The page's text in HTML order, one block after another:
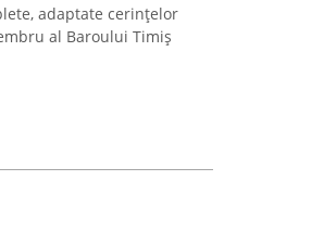
adaptate cerințelor
al Baroului Timiș